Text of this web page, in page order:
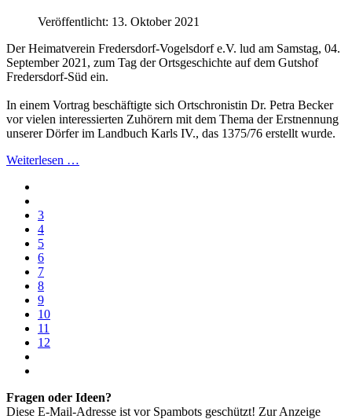
Veröffentlicht: 13. Oktober 2021
Der Heimatverein Fredersdorf-Vogelsdorf e.V. lud am Samstag, 04.
September 2021, zum Tag der Ortsgeschichte auf dem Gutshof
Fredersdorf-Süd ein.
In einem Vortrag beschäftigte sich Ortschronistin Dr. Petra Becker
vor vielen interessierten Zuhörern mit dem Thema der Erstnennung
unserer Dörfer im Landbuch Karls IV., das 1375/76 erstellt wurde.
Weiterlesen …
3
4
5
6
7
8
9
10
11
12
Fragen oder Ideen?
Diese E-Mail-Adresse ist vor Spambots geschützt! Zur Anzeige